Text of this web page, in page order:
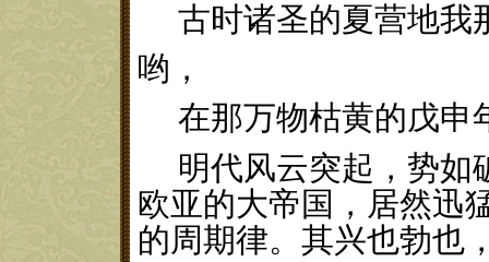
古时诸圣的夏营地我
哟，
在那万物枯黄的戊申
明代风云突起，势如
欧亚的大帝国，居然迅
的周期律。其兴也勃也